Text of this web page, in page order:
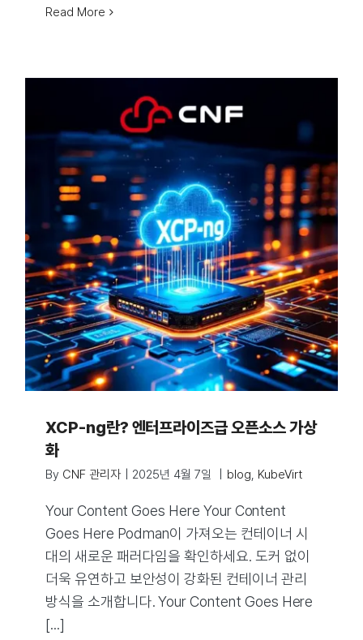
Read More
XCP-ng란? 엔터프라이즈급 오픈소스 가상
화
By CNF 관리자 2025년 4월 7일 blog, KubeVirt
Your Content Goes Here Your Content
Goes Here Podman이 가져오는 컨테이너 시
대의 새로운 패러다임을 확인하세요. 도커 없이
더욱 유연하고 보안성이 강화된 컨테이너 관리
방식을 소개합니다. Your Content Goes Here
[...]